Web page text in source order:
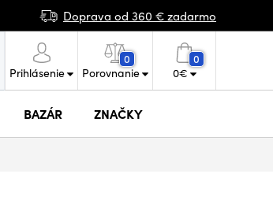
Doprava od 360 € zadarmo
Prihlásenie
0
Porovnanie
0
0€
BAZÁR ZNAČKY